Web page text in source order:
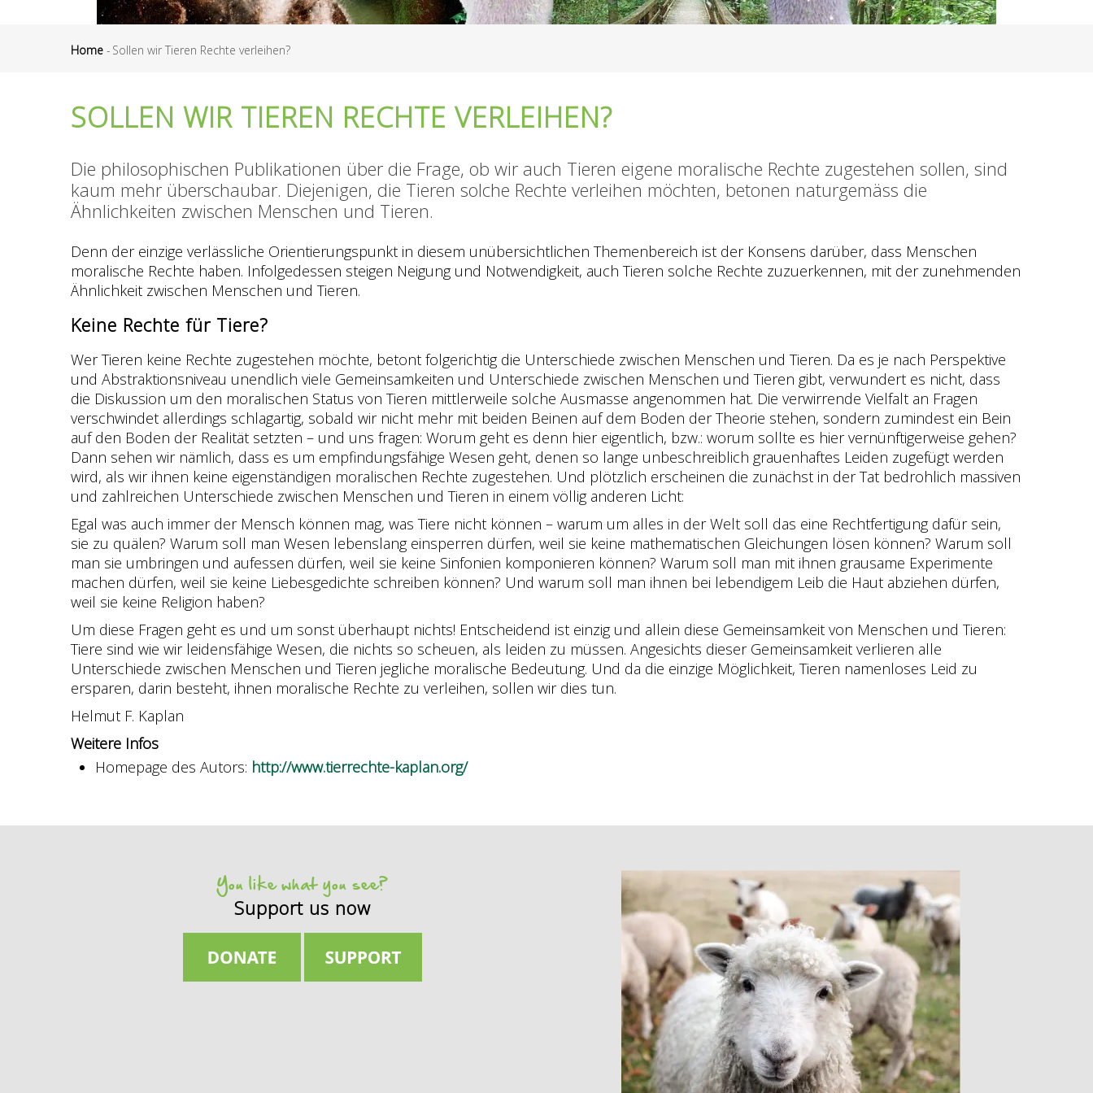
Home - Sollen wir Tieren Rechte verleihen?
SOLLEN WIR TIEREN RECHTE VERLEIHEN?
Die philosophischen Publikationen über die Frage, ob wir auch Tieren eigene moralische Rechte zugestehen sollen, sind
kaum mehr überschaubar. Diejenigen, die Tieren solche Rechte verleihen möchten, betonen naturgemäss die
Ähnlichkeiten zwischen Menschen und Tieren.
Denn der einzige verlässliche Orientierungspunkt in diesem unübersichtlichen Themenbereich ist der Konsens darüber, dass Menschen
moralische Rechte haben. Infolgedessen steigen Neigung und Notwendigkeit, auch Tieren solche Rechte zuzuerkennen, mit der zunehmenden
Ähnlichkeit zwischen Menschen und Tieren.
Keine Rechte für Tiere?
Wer Tieren keine Rechte zugestehen möchte, betont folgerichtig die Unterschiede zwischen Menschen und Tieren. Da es je nach Perspektive
und Abstraktionsniveau unendlich viele Gemeinsamkeiten und Unterschiede zwischen Menschen und Tieren gibt, verwundert es nicht, dass
die Diskussion um den moralischen Status von Tieren mittlerweile solche Ausmasse angenommen hat. Die verwirrende Vielfalt an Fragen
verschwindet allerdings schlagartig, sobald wir nicht mehr mit beiden Beinen auf dem Boden der Theorie stehen, sondern zumindest ein Bein
auf den Boden der Realität setzten – und uns fragen: Worum geht es denn hier eigentlich, bzw.: worum sollte es hier vernünftigerweise gehen?
Dann sehen wir nämlich, dass es um empfindungsfähige Wesen geht, denen so lange unbeschreiblich grauenhaftes Leiden zugefügt werden
wird, als wir ihnen keine eigenständigen moralischen Rechte zugestehen. Und plötzlich erscheinen die zunächst in der Tat bedrohlich massiven
und zahlreichen Unterschiede zwischen Menschen und Tieren in einem völlig anderen Licht:
Egal was auch immer der Mensch können mag, was Tiere nicht können – warum um alles in der Welt soll das eine Rechtfertigung dafür sein,
sie zu quälen? Warum soll man Wesen lebenslang einsperren dürfen, weil sie keine mathematischen Gleichungen lösen können? Warum soll
man sie umbringen und aufessen dürfen, weil sie keine Sinfonien komponieren können? Warum soll man mit ihnen grausame Experimente
machen dürfen, weil sie keine Liebesgedichte schreiben können? Und warum soll man ihnen bei lebendigem Leib die Haut abziehen dürfen,
weil sie keine Religion haben?
Um diese Fragen geht es und um sonst überhaupt nichts! Entscheidend ist einzig und allein diese Gemeinsamkeit von Menschen und Tieren:
Tiere sind wie wir leidensfähige Wesen, die nichts so scheuen, als leiden zu müssen. Angesichts dieser Gemeinsamkeit verlieren alle
Unterschiede zwischen Menschen und Tieren jegliche moralische Bedeutung. Und da die einzige Möglichkeit, Tieren namenloses Leid zu
ersparen, darin besteht, ihnen moralische Rechte zu verleihen, sollen wir dies tun.
Helmut F. Kaplan
Weitere Infos
Homepage des Autors: http://www.tierrechte-kaplan.org/
You like what you see?
Support us now